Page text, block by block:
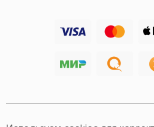
Хабаровск
Иркутск